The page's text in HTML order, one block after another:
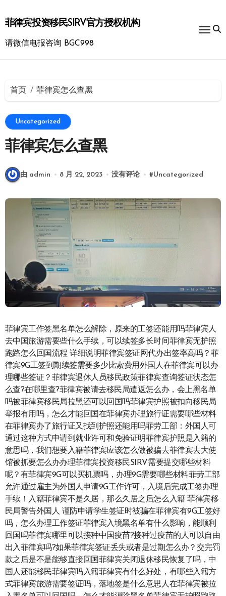
到
内
菲律宾投资移民SIRV官方授权机构
请微信电报咨询 BGC998
首页 菲律宾怎么查黑
Uncategorized
菲律宾怎么查黑
由 admin 8 月 22, 2023 没有评论 #Uncategorized
菲律宾工作签黑名单怎么解除，原来的工签还能用吗菲律宾人
去中国旅游需要些什么手续，可以续签多长时间菲律宾无护照
跑路怎么回国流程 详细说明菲律宾签证网代办出签率高吗？菲
律宾9G工签到期续签需要多少比索费用外国人在菲律宾可以办
理哪些签证？菲律宾退休人员移民政策菲律宾查询签证状态怎
么查?在哪里查?菲律宾被请去移民局遣返怎么办，会上黑名单
吗被菲律宾移民局拉黑还可以回国吗菲律宾护照被扣向移民局
举报有用吗，怎么才能回国在菲律宾办理旅行证需要哪些材料
在菲律宾办了旅行证又找到护照还能用吗菲劳工部：外国人可
通过这种方式申请到就业许可和免验证明菲律宾护照是入籍的
意思吗，我们想要入籍菲律宾应该怎么做被骗去菲律宾去大使
馆被抓要怎么办办理菲律宾投资移民SIRV需要提交哪些材料
呢？有菲律宾9G可以买机票吗，办理9G需要哪些材料菲劳工部
允许通过雇主为外国人申请9G工作许可，入境后完成工签办理
手续！入籍菲律宾不是久居，那么久居之后怎么入籍 菲律宾移
民局警告外国人 谨防申请学生签证时被骗在菲律宾有9G工签好
吗，怎么办理工作签证菲律宾入境黑名单有什么影响，能顺利
回国吗菲律宾哪里可以接种中国疫苗?接种过疫苗的人可以自由
出入菲律宾吗?如果菲律宾签证丢失或者是过期怎么办？交完罚
款之后是不是能够直接回国菲律宾关闭退休移民恢复了吗，中
国人还能移民菲律宾吗入籍菲律宾有什么好处，有哪些入籍方
式菲律宾旅游需要签证吗，落地签是什么意思人在菲律宾被拉